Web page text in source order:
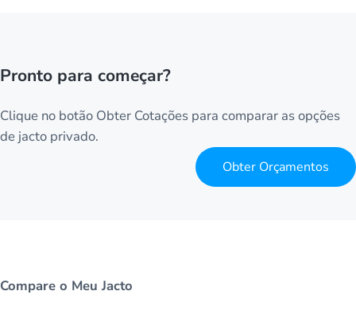
Pronto para começar?
Clique no botão Obter Cotações para comparar as opções
de jacto privado.
Obter Orçamentos
Compare o Meu Jacto